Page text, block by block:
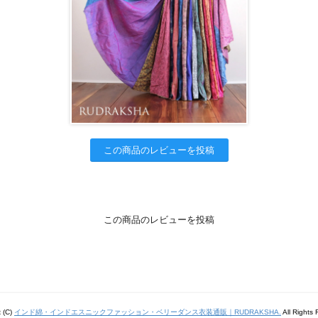
この商品のレビューを投稿
この商品のレビューを投稿
(C) インド綿・インドエスニックファッション・ベリーダンス衣装通販｜RUDRAKSHA. All Rights